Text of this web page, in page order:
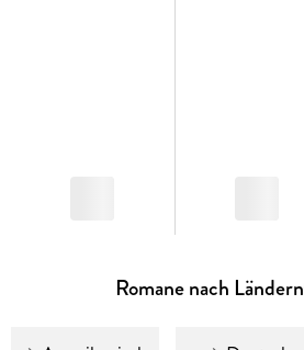
Romane nach Ländern